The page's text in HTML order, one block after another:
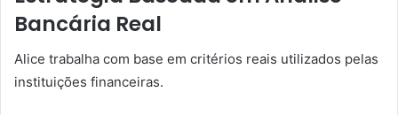
Bancária Real
Alice trabalha com base em critérios reais utilizados pelas
instituições financeiras.